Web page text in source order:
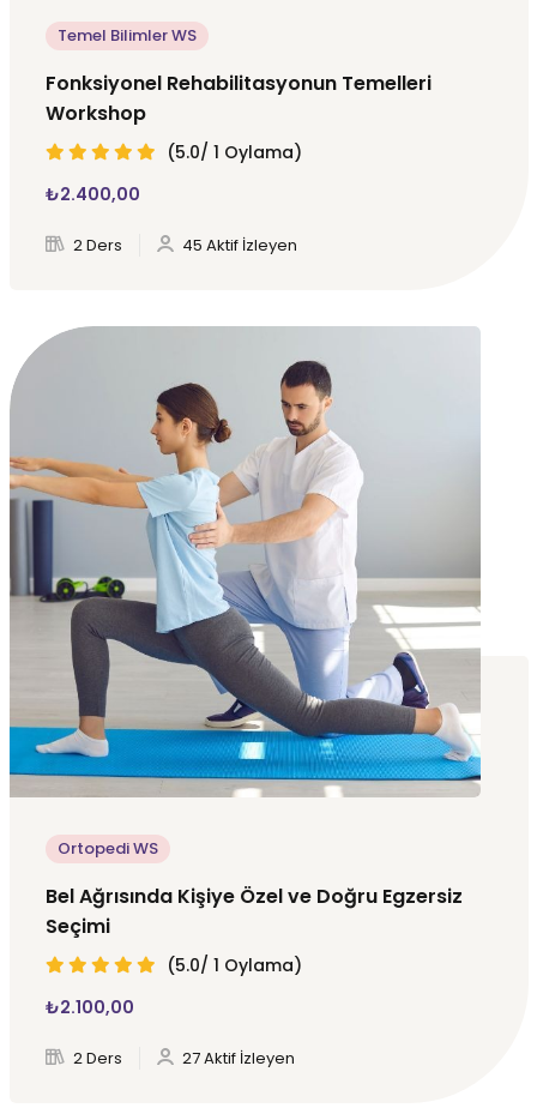
Temel Bilimler WS
Fonksiyonel Rehabilitasyonun Temelleri
Workshop
(5.0/ 1 Oylama)
₺2.400,00
2 Ders 45 Aktif İzleyen
Ortopedi WS
Bel Ağrısında Kişiye Özel ve Doğru Egzersiz
Seçimi
(5.0/ 1 Oylama)
₺2.100,00
2 Ders 27 Aktif İzleyen